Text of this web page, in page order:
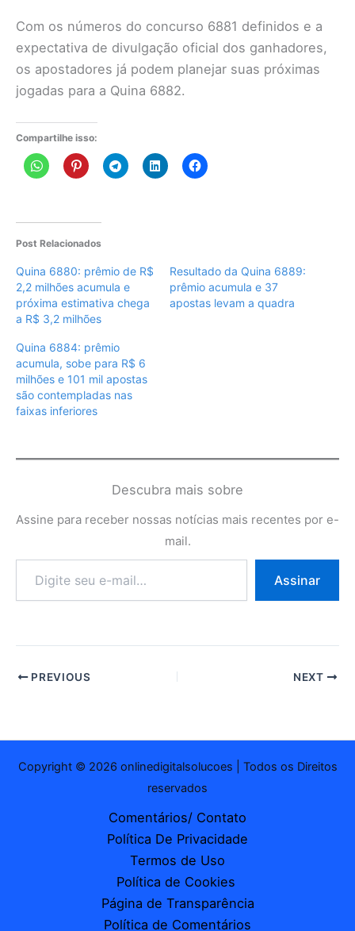
Com os números do concurso 6881 definidos e a
expectativa de divulgação oficial dos ganhadores,
os apostadores já podem planejar suas próximas
jogadas para a Quina 6882.
Compartilhe isso:
Post Relacionados
Quina 6880: prêmio de R$
2,2 milhões acumula e
próxima estimativa chega
a R$ 3,2 milhões
Resultado da Quina 6889:
prêmio acumula e 37
apostas levam a quadra
Quina 6884: prêmio
acumula, sobe para R$ 6
milhões e 101 mil apostas
são contempladas nas
faixas inferiores
Descubra mais sobre
Assine para receber nossas notícias mais recentes por e-
mail.
e-
Assinar
PREVIOUS NEXT
Copyright © 2026 onlinedigitalsolucoes | Todos os Direitos
reservados
Comentários/ Contato
Política De Privacidade
Termos de Uso
Política de Cookies
Página de Transparência
Política de Comentários